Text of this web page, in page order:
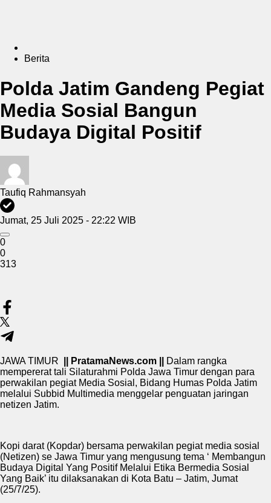
Berita
Polda Jatim Gandeng Pegiat
Media Sosial Bangun
Budaya Digital Positif
Taufiq Rahmansyah
Jumat, 25 Juli 2025 - 22:22 WIB
0
0
313
JAWA TIMUR || PratamaNews.com ||
Dalam rangka
mempererat tali Silaturahmi Polda Jawa Timur dengan para
perwakilan pegiat Media Sosial, Bidang Humas Polda Jatim
melalui Subbid Multimedia menggelar penguatan jaringan
netizen Jatim.
Kopi darat (Kopdar) bersama perwakilan pegiat media sosial
(Netizen) se Jawa Timur yang mengusung tema ‘ Membangun
Budaya Digital Yang Positif Melalui Etika Bermedia Sosial
Yang Baik’ itu dilaksanakan di Kota Batu – Jatim, Jumat
(25/7/25).